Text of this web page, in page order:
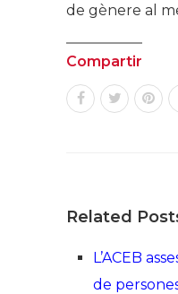
de gènere al
Compartir
Related
L’ACEB
de